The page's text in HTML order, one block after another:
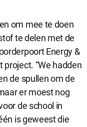
om mee te doen
te delen met de
Energy &
“We hadden
de spullen om de
er moest nog
de school in
is geweest die